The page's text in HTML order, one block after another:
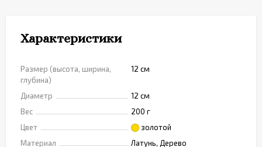
Характеристики
Размер (высота, ширина,
глубина)
12 см
Диаметр
12 см
Вес
200 г
Цвет
золотой
Материал
Латунь, Дерево